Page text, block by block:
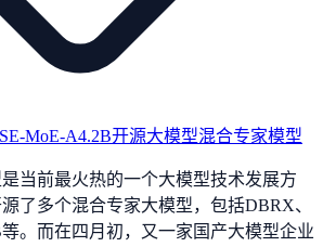
MoE-A4.2B开源大模型混合专家模型
当前最火热的一个大模型技术发展方
了多个混合专家大模型，包括DBRX、
等。而在四月初，又一家国产大模型企业